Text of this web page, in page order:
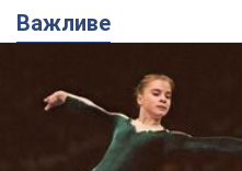
Важливе